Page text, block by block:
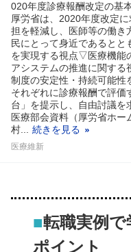
020年度診療報酬改定の基
厚労省は、2020年度改定
担を軽減し、医師等の働
民にとって身近であるとと
を実現する視点▽医療機能
アシステムの推進に関する
制度の安定性・持続可能
それぞれに診療報酬で評価
台」を提示し、自由討議を
医療部会資料（厚労省ホ
村...
続きを見る
医療維新
■転職実例
ポイント